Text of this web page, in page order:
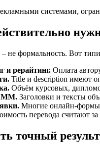
системами,
не формальность. Вот
и рерайтинг. Оплата
Title и description имеют
Объём курсовых,
Заголовки и тексты
Многие онлайн-формы
перевода считают
точный